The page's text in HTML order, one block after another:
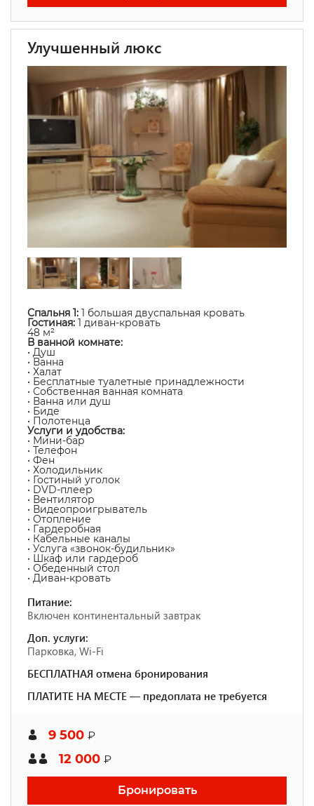
Улучшенный люкс
Спальня 1: 1 большая двуспальная кровать
Гостиная: 1 диван-кровать
48 м²
В ванной комнате:
• Душ
• Ванна
• Халат
• Бесплатные туалетные принадлежности
• Собственная ванная комната
• Ванна или душ
• Биде
• Полотенца
Услуги и удобства:
• Мини-бар
• Телефон
• Фен
• Холодильник
• Гостиный уголок
• DVD-плеер
• Вентилятор
• Видеопроигрыватель
• Отопление
• Гардеробная
• Кабельные каналы
• Услуга «звонок-будильник»
• Шкаф или гардероб
• Обеденный стол
• Диван-кровать
Питание:
Включен континентальный завтрак
Доп. услуги:
Парковка, Wi-Fi
БЕСПЛАТНАЯ отмена бронирования
ПЛАТИТЕ НА МЕСТЕ — предоплата не требуется
9 500 ₽
12 000 ₽
Бронировать